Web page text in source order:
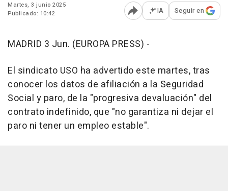
Martes, 3 junio 2025
Publicado: 10:42
Abrir opciones para
IA Seguir en
MADRID 3 Jun. (EUROPA PRESS) -
El sindicato USO ha advertido este martes, tras
conocer los datos de afiliación a la Seguridad
Social y paro, de la "progresiva devaluación" del
contrato indefinido, que "no garantiza ni dejar el
paro ni tener un empleo estable".